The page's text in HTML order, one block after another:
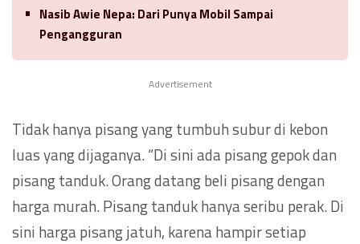
Nasib Awie Nepa: Dari Punya Mobil Sampai
Pengangguran
Advertisement
Tidak hanya pisang yang tumbuh subur di kebon
luas yang dijaganya. “Di sini ada pisang gepok dan
pisang tanduk. Orang datang beli pisang dengan
harga murah. Pisang tanduk hanya seribu perak. Di
sini harga pisang jatuh, karena hampir setiap